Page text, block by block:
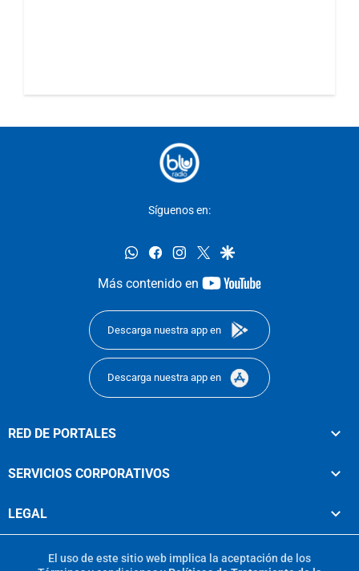
Síguenos en:
whatsappfacebookinstagram
twittergoogle
Más contenido en
youtube-
Descarga nuestra app en
Descarga nuestra app en
RED DE PORTALES
SERVICIOS CORPORATIVOS
LEGAL
El uso de este sitio web implica la aceptación de los